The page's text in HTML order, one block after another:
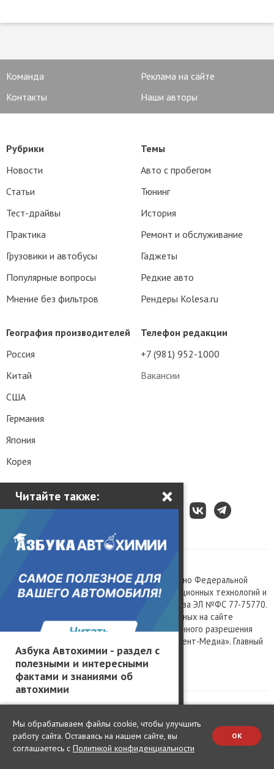
Читайте также: ×
Азбука Автохимии - раздел с
полезными и интересными
фактами и знаниями об
автохимии
Команда
Реклама на сайте
Контакты
Наши авторы
Телефон редакции
+7 (981) 952-1000
Вакансии
Рубрики
Новости
Статьи
Тест-драйвы
Практика
Грузовики и автобусы
Популярные вопросы
Мнение без фильтров
Темы
Авто с пробегом
Тюнинг
История
Ремонт и обслуживание
Гаджеты
Редкие авто
Рендеры Kolesa.ru
География производителей
Россия
Китай
США
Германия
Япония
Корея
Сетевое издание «Kolesa.ru», зарегистрировано Федеральной
службой по надзору в сфере связи, информационных технологий и
массовых коммуникаций, номер свидетельства ЭЛ №ФС 77-75770.
Любое использование материалов, размещенных на сайте
www.kolesa.ru, допускается только с письменного разрешения
правообладателя. Учредитель ООО «Президент-Медиа». Главный
редактор Баландин М.А. 0+
Политика конфиденциальности
Мы обрабатываем файлы cookie, чтобы улучшить
работу сайта. Оставаясь на нашем сайте, вы
соглашаетесь с Политикой конфиденциальности
OK